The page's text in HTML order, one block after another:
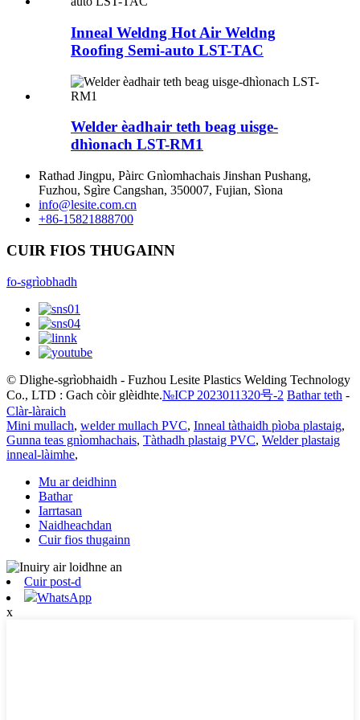
Inneal Weldng Hot Air Weldng
Roofing Semi-auto LST-TAC
Welder èadhair teth beag uisge-
dhìonach LST-RM1
Rathad Jingpu, Pàirc Gnìomhachais Jinshan Pushang,
Fuzhou, Sgìre Cangshan, 350007, Fujian, Sìona
info@lesite.com.cn
+86-15821888700
CUIR FIOS THUGAINN
fo-sgrìobhadh
© Dlighe-sgrìobhaidh - Fuzhou Lesite Plastics Welding Technology
Co., LTD : Gach còir glèidhte.№ICP 2023011320号-2 Bathar teth -
Clàr-làraich
Mini mullach, welder mullach PVC, Inneal tàthaidh pìoba plastaig,
Gunna teas gnìomhachais, Tàthadh plastaig PVC, Welder plastaig
inneal-làimhe,
Mu ar deidhinn
Bathar
Iarrtasan
Naidheachdan
Cuir fios thugainn
Cuir post-d
WhatsApp
x